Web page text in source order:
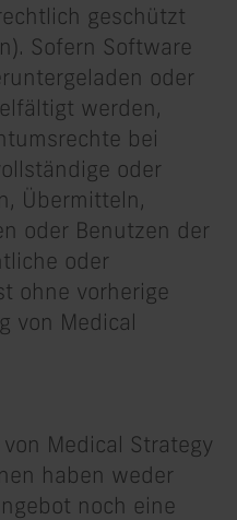
geschützt
Sofern Software
oder
werden,
bei
oder
Übermitteln,
oder Benutzen der
oder
ohne vorherige
von Medical
Medical Strategy
haben weder
noch eine